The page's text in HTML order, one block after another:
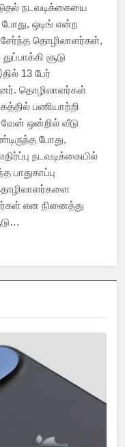
நடவடிக்கையை
ஒடிங் என்ற
தொழிலாளர்கள்,
சூடு
13 பேர்
தொழிலாளர்கள்
பணியாற்றி
வேன் ஒன்றில் வீடு
போது,
நடவடிக்கையில்
பாதுகாப்பு
என நினைத்து